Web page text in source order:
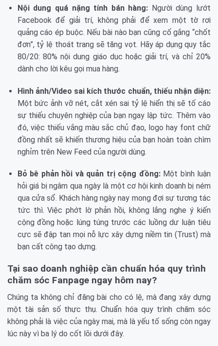
Nội dung quá nặng tính bán hàng: Người dùng lướt
Facebook để giải trí, không phải để xem một tờ rơi
quảng cáo ép buộc. Nếu bài nào bạn cũng cố gắng “chốt
đơn”, tỷ lệ thoát trang sẽ tăng vọt. Hãy áp dụng quy tắc
80/20: 80% nội dung giáo dục hoặc giải trí, và chỉ 20%
dành cho lời kêu gọi mua hàng.
Hình ảnh/Video sai kích thước chuẩn, thiếu nhận diện:
Một bức ảnh vỡ nét, cắt xén sai tỷ lệ hiển thị sẽ tố cáo
sự thiếu chuyên nghiệp của bạn ngay lập tức. Thêm vào
đó, việc thiếu vắng màu sắc chủ đạo, logo hay font chữ
đồng nhất sẽ khiến thương hiệu của bạn hoàn toàn chìm
nghỉm trên New Feed của người dùng.
Bỏ bê phản hồi và quản trị cộng đồng:Một bình luận
hỏi giá bị ngâm qua ngày là một cơ hội kinh doanh bị ném
qua cửa sổ. Khách hàng ngày nay mong đợi sự tương tác
tức thì. Việc phớt lờ phản hồi, không lắng nghe ý kiến
cộng đồng hoặc lúng túng trước các luồng dư luận tiêu
cực sẽ đập tan mọi nỗ lực xây dựng niềm tin (Trust) mà
bạn cất công tạo dựng.
Tại sao doanh nghiệp cần chuẩn hóa quy trình
chăm sóc Fanpage ngay hôm nay?
Chúng ta không chỉ đăng bài cho có lệ, mà đang xây dựng
một tài sản số thực thụ. Chuẩn hóa quy trình chăm sóc
không phải là việc của ngày mai, mà là yếu tố sống còn ngay
lúc này vì ba lý do cốt lõi dưới đây.